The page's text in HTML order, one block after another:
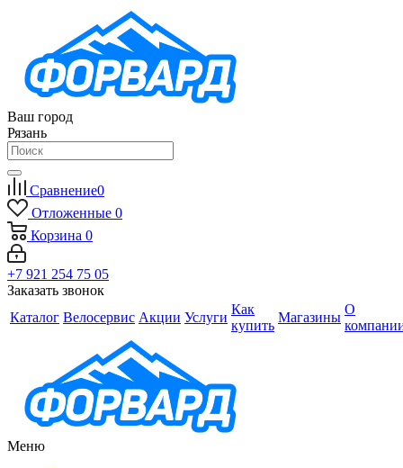
Ваш город
Рязань
Сравнение0
Отложенные 0
Корзина 0
+7 921 254 75 05
Заказать звонок
Каталог Велосервис Акции Услуги
Как
купить
Магазины
О
Меню